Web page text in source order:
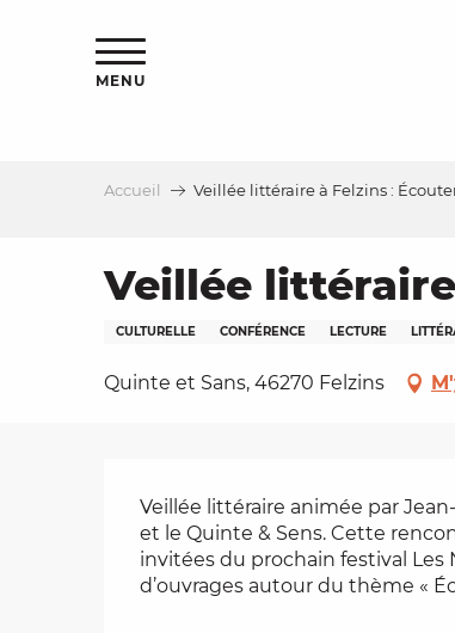
MENU
Accueil Veillée littéraire à Felzins :
Veillée
CULTURELLE CONFÉRENCE LECTURE
Quinte et Sans, 46270 Felzins
Description
Veillée littéraire animée par
et le Quinte & Sens. Cette
invitées du prochain festival Les
d’ouvrages autour du thème «